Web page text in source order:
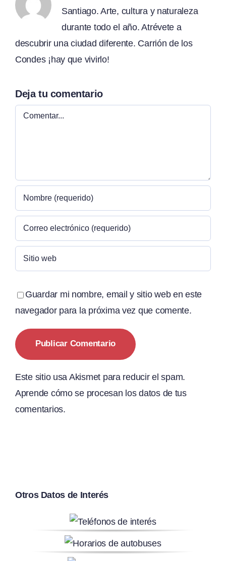
Santiago. Arte, cultura y naturaleza
durante todo el año. Atrévete a
descubrir una ciudad diferente. Carrión de los
Condes ¡hay que vivirlo!
Deja tu comentario
Comentar
Guardar mi nombre, email y sitio web en este
navegador para la próxima vez que comente.
Este sitio usa Akismet para reducir el spam.
Aprende cómo se procesan los datos de tus
comentarios.
Otros Datos de Interés